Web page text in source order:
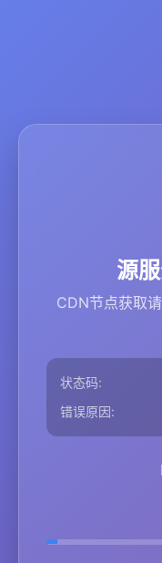
源
CDN节点获取
状态码:
错误原因: